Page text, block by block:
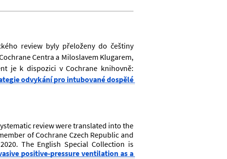
review byly přeloženy do češtiny
Centra a Miloslavem Klugarem,
je k dispozici v Cochrane knihovně:
odvykání pro intubované dospělé
review were translated into the
of Cochrane Czech Republic and
The English Special Collection is
positive‐pressure ventilation as a